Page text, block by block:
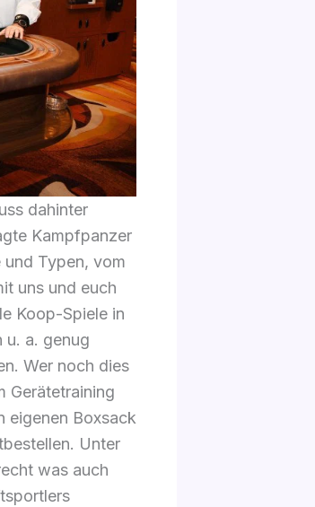
dahinter
Kampfpanzer
Typen, vom
uns und euch
Koop-Spiele in
u. a. genug
Wer noch dies
Gerätetraining
eigenen Boxsack
Unter
was auch